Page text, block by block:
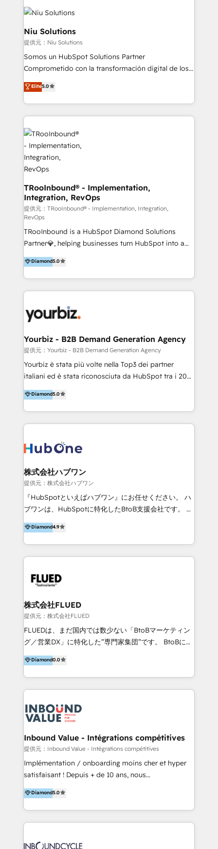
Connect with us to see how we can do better and be
better together 🏆
ERPs, e-commerce, plataformas financieras,
WhatsApp y sistemas logísticos. Nuestro equipo
multicultural trabaja en español, inglés y portugués,
uniendo visión estratégica y excelencia técnica para
generar resultados medibles. Apoyamos a empresas
de construcción, educación, tecnología, retail, e-
commerce, salud, financieras, seguros y servicios,
ayudándolas a conectar sistemas, escalar equipos y
integraciones vía API Top #7 HubSpot Partner
LATAM 2025 🏆 Impulsamos crecimiento con CRM +
IA en múltiples industrias. 👉 ¿Listo para transformar
tus procesos comerciales?
Niu Solutions
提供元：Niu Solutions
Somos un HubSpot Solutions Partner
Comprometido con la transformación digital de los
procesos comerciales de las empresas en
Latinoamérica, con un enfoque en Marketing, Ventas
y Servicio al Cliente. Somos un equipo de trabajo
multidisciplinario de alto rendimiento, con
conocimiento y experiencia enfocado en: 1.
Optimizar la eficiencia operativa de nuestros
clientes 2. Mejorar la experiencia del cliente 3.
Asegurar resultados medibles Nos especializamos
en bancos, seguros, e-commerce, Desarrolladores
Inmobiliarios y Empresas Distribuidoras de
Productos
Elite5.0
TRooInbound® - Implementation,
Integration, RevOps
提供元：TRooInbound® - Implementation, Integration,
RevOps
TRooInbound is a HubSpot Diamond Solutions
Partner💎, helping businesses turn HubSpot into a
scalable growth engine. We work with startups, mid-
market, and enterprise teams to maximize
HubSpot’s full potential through: 💎HubSpot Audits,
Management & Optimization 💎RevOps-powered
Brand Development, Growth Strategy, AI SEO &
Performance Marketing 💎Data Migration & Custom
Integrations 💎Go-To-Market (GTM) Strategies &
Account-Based Marketing 💎CMS Development &
Conversion-Focused Websites With a 5.0⭐average
rating and 140+ verified client reviews on the
businesses globally for consistent delivery and high
client satisfaction. With deep HubSpot expertise and
your business with a proven and reliable HubSpot
Diamond Partner? 👉Connect with TRooInbound
today (https://www.trooinbound.com/contact-us)
Diamond5.0
Yourbiz - B2B Demand Generation Agency
提供元：Yourbiz - B2B Demand Generation Agency
Yourbiz è stata più volte nella Top3 dei partner
italiani ed è stata riconosciuta da HubSpot tra i 20
migliori partner EMEA per la gestione del cliente.
Stiamo accompagnando oltre 100 aziende nella
digitalizzazione e ottimizzazione dei processi di
marketing e vendita. Il nostro metodo DAM è stato
mappatura dei canali di acquisizione dei contatti e
HubSpot come fornitore ufficiale per le integrazioni
tra il CRM e altri sistemi aziendali, tra cui SAP,
AS400, TeamSystem. HubSpot ci ha riconosciuto
come formatori ufficiali per l'adozione del CRM in
50% più alto tra i nostri clienti rispetto le altre
aziende. Lavoriamo con aziende B2B tra i 5 e i 35
massimizzare il ritorno sugli investimenti.
Diamond5.0
株式会社ハブワン
提供元：株式会社ハブワン
『HubSpotといえばハブワン』にお任せください。 ハ
ブワンは、HubSpotに特化したBtoB支援会社です。 ノ
ーコードCMS構築、CRM／MA／SFAの設計・運用、他
システムAPI連携・開発、営業定着支援、カスタマーサ
クセス体制の設計まで、ワンストップ完結できる支援体
制を整えています。 HubSpotの導入支援だけでなく、
ナリオ設計まで含めてご提案。「導入して終わり」では
と。それが、ハブワンのスタンスです。 また、
HubSpotはもちろん、ferret One、WordPress、
Movable Type（Power CMS）などの各種CMSを活用
し、延べ100社以上のBtoB企業のサイト制作経験をもと
ーコードテーマテンプレートを独自開発。 企業のさま
ざまな課題やニーズに対して「戦略、設計・デザイン、
『最適なハブ』になります。 ーーーーーーーーーーー
ーーーーーーーーーーーーーーーーーーー 【プロジェ
90分程度） -現状課題の抽出、現実的な目標の確認 -要
件整理、必要十分なHubSpot製品の組合せのご提案 -お
見積り提示・ご承認、スケジュール決定、プロジェクト
キックオフ -マーケティング戦略策定（KGI）、ウェブ
戦略・戦術の設計（KPI） -全体導線遷移設計、ビジュ
プレート構築（CMS Hub） -顧客ライフサイクルステ
Diamond4.9
株式会社FLUED
提供元：株式会社FLUED
FLUEDは、まだ国内では数少ない「BtoBマーケティン
グ／営業DX」に特化した”専門家集団”です。 BtoBに特
化し、WEB制作や広告運用などのオンライン施策か
ら、インサイドセールスや展示会などのオフライン施策
まで支援しています。 「経験豊富な”専門家集団”によ
るプロジェクト参加型の支援」で、戦略・企画などのコ
BPO・実務まで幅広いご支援が可能です。 また、2022
年に国内初のBtoB営業DXに関する書籍『業務効率化か
らはじめるBtoB営業DX BtoB営業もここまでデジタル
化できる! 」を出版いたしました。 HubSpotの導入／
活用支援以外にも、下記のようなサービスを提供してい
ます。 - ABMターゲット定義 / リスト作成 - カスタマ
着 - WEB / LP / BtoB-EC制作 - WEB広告(Google/FB
他)運用 - 記事コンテンツ / 動画制作 - インサイドセー
織構築
Diamond0.0
Inbound Value - Intégrations compétitives
提供元：Inbound Value - Intégrations compétitives
Implémentation / onboarding moins cher et hyper
satisfaisant ! Depuis + de 10 ans, nous
accompagnons des entreprises dans
l’automatisation de leur croissance digitale via
HubSpot avec une approche compétitive. Nous
aidons nos clients à générer plus de RDV en
sommes une agence d’Inbound marketing et sales à
Diamond5.0